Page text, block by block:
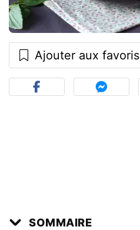
Ajouter aux favoris
SOMMAIRE